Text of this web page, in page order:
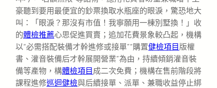
豪聽到要用最便宜的鈔票換取水瓶座的眼淚，驚恐地大
叫：「眼淚？那沒有市值！我寧願用一棟別墅換！」收
的體檢推薦心思促進買賣；追加花費景象較凸起，機構
以“必需搭配裝備才幹進修或接單”“購置健檢項目 版權
書、灌音裝備后才幹展開營業”為由，持續傾銷灌音裝
備等產物，構體檢項目 成二次免費；機構在售前階段將
課程進修巡迴健檢與后續接單、派單、兼職收益停止綁